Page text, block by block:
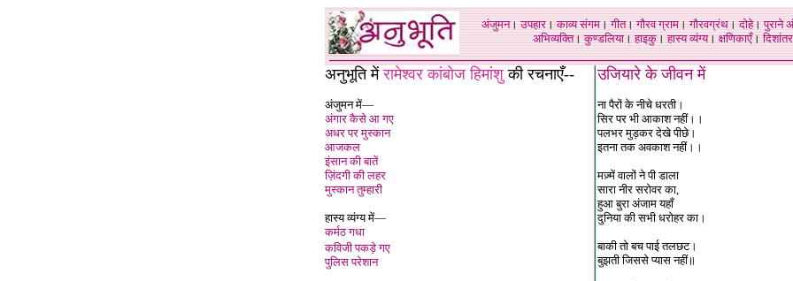
अंजुमन।उपहार।काव्य संगम।गीत।गौरव ग्राम।गौरवग्रंथ।दोहे।पुराने
अभिव्यक्ति।कुण्डलिया।हाइकु।हास्य व्यंग्य।क्षणिकाएँ।दिशांतर
अनुभूति मेंरामेश्वर कांबोज हिमांशुकी रचनाएँ--
अंजुमन में—
अंगार कैसे आ गए
अधर पर मुस्कान
आजकल
इंसान की बातें
ज़िंदगी की लहर
मुस्कान तुम्हारी
हास्य व्यंग्य में—
कर्मठ गधा
कविजी पकड़े गए
पुलिस परेशान
उजियारे के जीवन में
ना पैरों के नीचे धरती।
सिर पर भी आकाश नहीं।।
पलभर मुड़कर देखे पीछे।
इतना तक अवकाश नहीं।।
मज़्में वालों ने पी डाला
सारा नीर सरोवर का,
हुआ बुरा अंजाम यहाँ
दुनिया की सभी धरोहर का।
बाकी तो बच पाई तलछट।
बुझती जिससे प्यास नहीं॥